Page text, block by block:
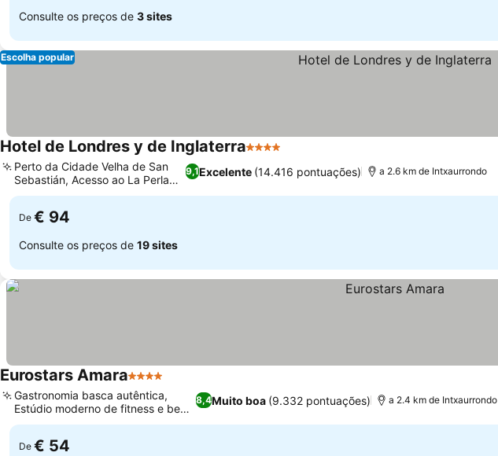
Consulte os preços de 3 sites
Escolha popular
Hotel de Londres y de Inglaterra4 Estrelas
9,1Excelente (14.416 pontuações)
Perto da Cidade Velha de San
Sebastián, Acesso ao La Perla
Spa
a 2.6 km de Intxaurrondo
De € 94
Consulte os preços de 19 sites
Eurostars Amara4 Estrelas
8,4Muito boa (9.332 pontuações)
Gastronomia basca autêntica,
Estúdio moderno de fitness e bem-
estar
a 2.4 km de Intxaurrondo
De € 54